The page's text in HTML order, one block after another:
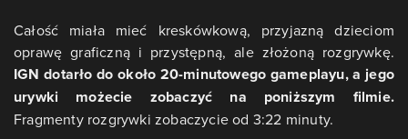
Całość miała mieć kreskówkową, przyjazną dzieciom
oprawę graficzną i przystępną, ale złożoną rozgrywkę.
IGN dotarło do około 20-minutowego gameplayu, a jego
urywki możecie zobaczyć na poniższym filmie.
Fragmenty rozgrywki zobaczycie od 3:22 minuty.